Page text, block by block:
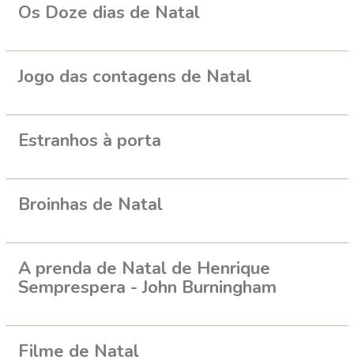
Os Doze dias de Natal
Jogo das contagens de Natal
Estranhos à porta
Broinhas de Natal
A prenda de Natal de Henrique
Semprespera - John Burningham
Filme de Natal